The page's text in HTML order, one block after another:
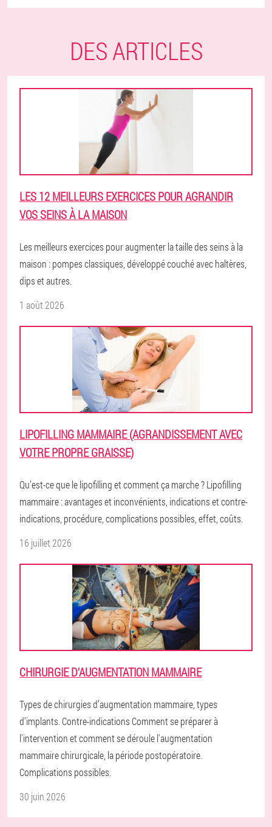
DES ARTICLES
LES 12 MEILLEURS EXERCICES POUR AGRANDIR
VOS SEINS À LA MAISON
Les meilleurs exercices pour augmenter la taille des seins à la
maison : pompes classiques, développé couché avec haltères,
dips et autres.
1 août 2026
LIPOFILLING MAMMAIRE (AGRANDISSEMENT AVEC
VOTRE PROPRE GRAISSE)
Qu’est-ce que le lipofilling et comment ça marche ? Lipofilling
mammaire : avantages et inconvénients, indications et contre-
indications, procédure, complications possibles, effet, coûts.
16 juillet 2026
CHIRURGIE D'AUGMENTATION MAMMAIRE
Types de chirurgies d’augmentation mammaire, types
d’implants. Contre-indications Comment se préparer à
l'intervention et comment se déroule l'augmentation
mammaire chirurgicale, la période postopératoire.
Complications possibles.
30 juin 2026